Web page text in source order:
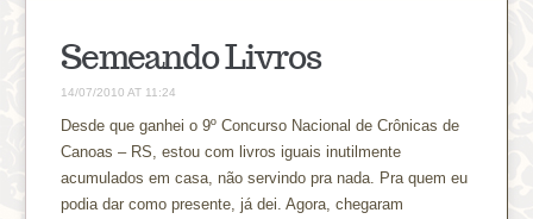
Semeando Livros
14/07/2010 AT 11:24
Desde que ganhei o 9º Concurso Nacional de Crônicas de
Canoas – RS, estou com livros iguais inutilmente
acumulados em casa, não servindo pra nada. Pra quem eu
podia dar como presente, já dei. Agora, chegaram